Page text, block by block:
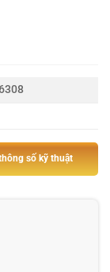
số kỹ thuật